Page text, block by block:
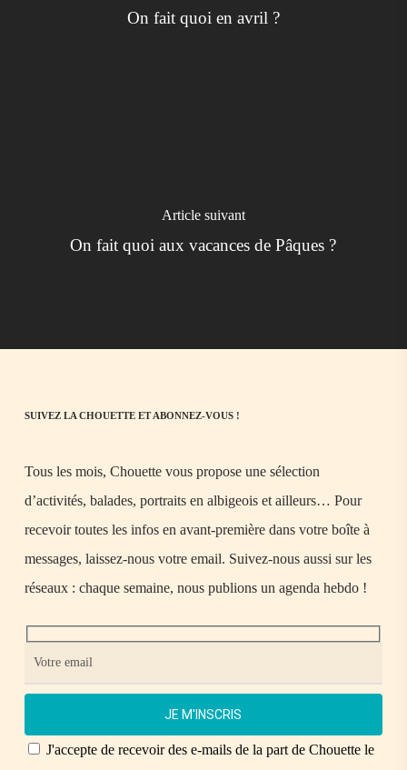
On fait quoi en avril ?
Article suivant
On fait quoi aux vacances de Pâques ?
SUIVEZ LA CHOUETTE ET ABONNEZ-VOUS !
Tous les mois, Chouette vous propose une sélection
d’activités, balades, portraits en albigeois et ailleurs… Pour
recevoir toutes les infos en avant-première dans votre boîte à
messages, laissez-nous votre email. Suivez-nous aussi sur les
réseaux : chaque semaine, nous publions un agenda hebdo !
J'accepte de recevoir des e-mails de la part de Chouette le